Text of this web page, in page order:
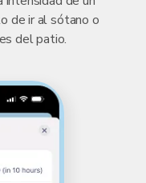
de ir al sótano o
del patio.